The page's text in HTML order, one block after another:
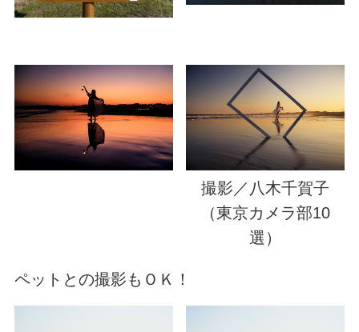
撮影／八木千賀子
（東京カメラ部10
選）
ペットとの撮影もＯＫ！